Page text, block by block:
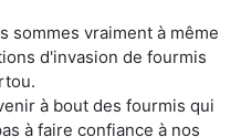
sommes vraiment à même
d'invasion de fourmis
à bout des fourmis qui
à faire confiance à nos